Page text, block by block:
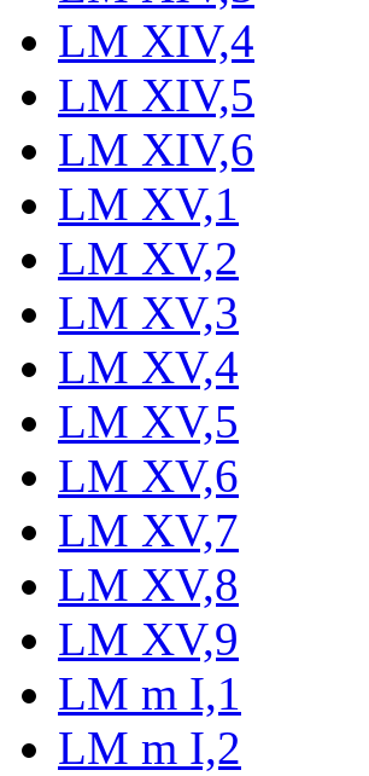
LM XIV,4
LM XIV,5
LM XIV,6
LM XV,1
LM XV,2
LM XV,3
LM XV,4
LM XV,5
LM XV,6
LM XV,7
LM XV,8
LM XV,9
LM m I,1
LM m I,2